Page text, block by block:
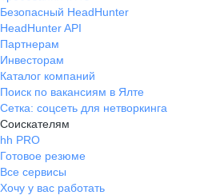
несправедливости. * Снижение
эффективности: Некомпетентные
руководители тормозят развитие
компании!
Безопасный HeadHunter
HeadHunter API
Партнерам
Инвесторам
Каталог компаний
Поиск по вакансиям в Ялте
Сетка: соцсеть для нетворкинга
Соискателям
hh PRO
Готовое резюме
Все сервисы
Хочу у вас работать